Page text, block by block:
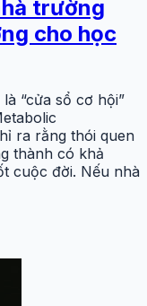
trường
cho học
“cửa sổ cơ hội”
ra rằng thói quen
thành có khả
cuộc đời. Nếu nhà